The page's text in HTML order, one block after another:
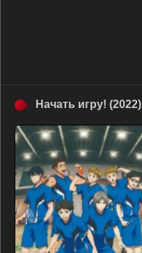
Начать игру! (2022)